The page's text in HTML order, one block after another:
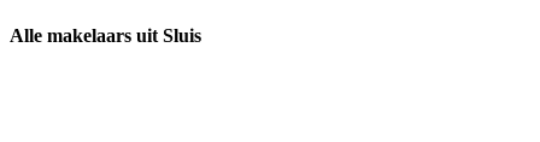
Alle makelaars uit Sluis